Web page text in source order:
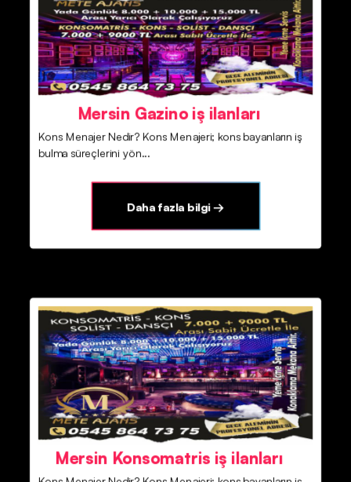
Mersin Gazino iş ilanları
Kons Menajer Nedir? Kons Menajeri; kons bayanların iş
bulma süreçlerini yön...
Daha fazla bilgi →
Mersin Konsomatris iş ilanları